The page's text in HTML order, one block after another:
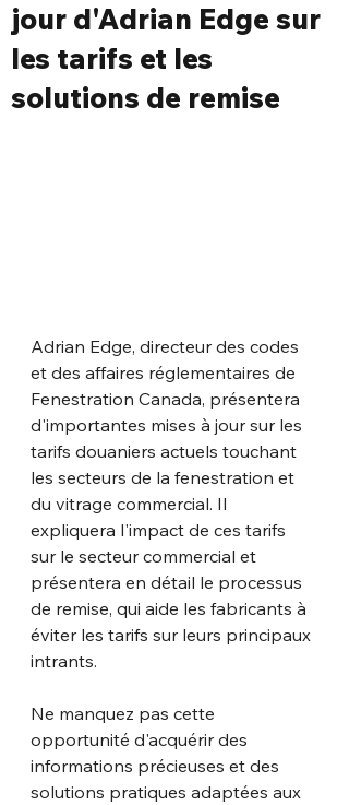
jour d'Adrian Edge sur
les tarifs et les
solutions de remise
Adrian Edge, directeur des codes
et des affaires réglementaires de
Fenestration Canada, présentera
d'importantes mises à jour sur les
tarifs douaniers actuels touchant
les secteurs de la fenestration et
du vitrage commercial. Il
expliquera l'impact de ces tarifs
sur le secteur commercial et
présentera en détail le processus
de remise, qui aide les fabricants à
éviter les tarifs sur leurs principaux
intrants.
Ne manquez pas cette
opportunité d'acquérir des
informations précieuses et des
solutions pratiques adaptées aux